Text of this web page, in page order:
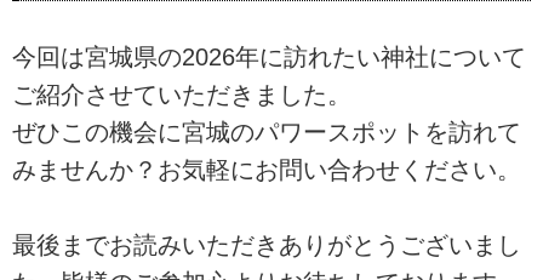
今回は宮城県の2026年に訪れたい神社について
ご紹介させていただきました。
ぜひこの機会に宮城のパワースポットを訪れて
みませんか？お気軽にお問い合わせください。
最後までお読みいただきありがとうございまし